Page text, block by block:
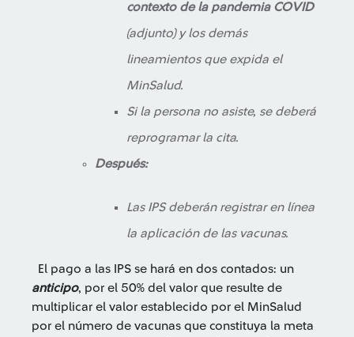
contexto de la pandemia COVID
(adjunto) y los demás
lineamientos que expida el
MinSalud.
Si la persona no asiste, se deberá
reprogramar la cita.
Después:
Las IPS deberán registrar en línea
la aplicación de las vacunas.
El pago a las IPS se hará en dos contados: un
anticipo, por el 50% del valor que resulte de
multiplicar el valor establecido por el MinSalud
por el número de vacunas que constituya la meta